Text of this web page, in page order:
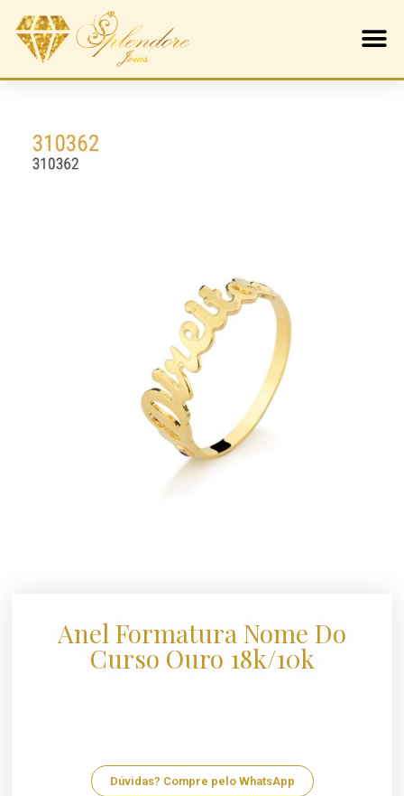
Anel Formatura Nome Do
Curso Ouro 18k/10k
Dúvidas? Compre pelo WhatsApp